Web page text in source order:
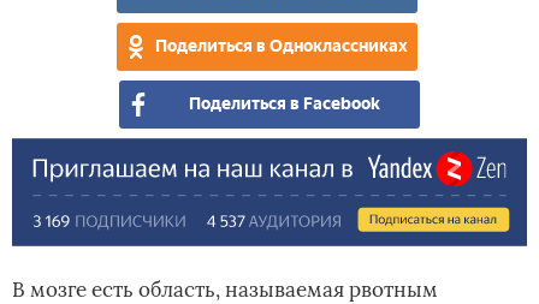
Поделиться в Одноклассниках
Поделиться в Facebook
В мозге есть область, называемая рвотным